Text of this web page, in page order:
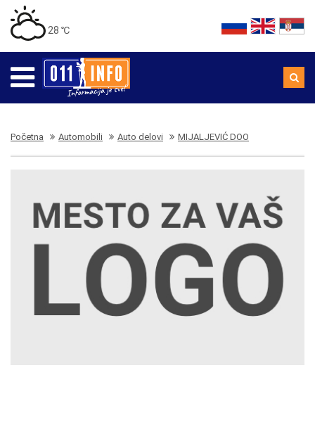
28 ℃
Početna Automobili Auto delovi MIJALJEVIĆ DOO